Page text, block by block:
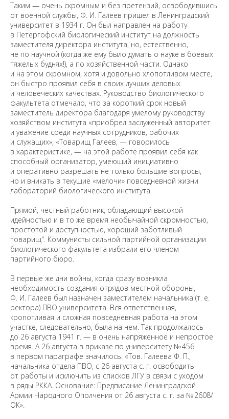
Таким — очень скромным и без претензий, освободившись
от военной службы, Ф. И. Галеев пришел в Ленинградский
университет в 1934 г. Он был направлен на работу
в Петергофский биологический институт на должность
заместителя директора института, но, естественно,
не по научной (когда же ему было думать о науке в боевых
тяжелых буднях!), а по хозяйственной части. Однако
и на этом скромном, хотя и довольно хлопотливом месте,
он быстро проявил себя в своих лучших деловых
и человеческих качествах. Руководство биологического
факультета отмечало, что за короткий срок новый
заместитель директора благодаря умелому руководству
хозяйством института «приобрел заслуженный авторитет
и уважение среди научных сотрудников, рабочих
и служащих», «Товарищ Галеев, — говорилось
в характеристике, — на этой работе проявил себя как
способный организатор, умеющий инициативно
и оперативно разрешать не только большие вопросы,
но и вникать в текущие «мелочи» повседневной жизни
лабораторий биологического института.
Прямой, честный работник, обладающий высокой
идейностью и в то же время необычайной скромностью,
простотой и доступностью, хороший заботливый
товарищ". Коммунисты сильной партийной организации
биологического факультета избрали его членом
партийного бюро.
В первые же дни войны, когда сразу возникла
необходимость создания отрядов местной обороны,
Ф. И. Галеев был назначен заместителем начальника (т. е.
ректора) ПВО университета. Вся ответственная,
кропотливая и сложная повседневная работа на этом
участке, следовательно, была на нем. Так продолжалось
до 26 августа 1941 г. — в очень напряженное и непростое
время. А 26 августа в приказе по университету № 456
в первом параграфе значилось: «Тов. Галеева Ф. П.,
начальника отдела ПВО, с 26 августа с. г. освободить
от работы и исключить из списков ЛГУ в связи с уходом
в ряды РККА. Основание: Предписание Ленинградской
Армии Народного Ополчения от 26 августа с. г. за № 2608/
ОК».